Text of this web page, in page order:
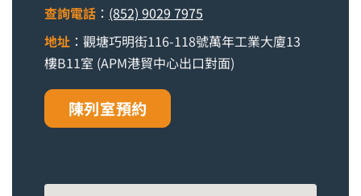
查詢電話 ： (852) 9029 7975
地址 ：觀塘巧明街116-118號萬年工業大廈13
樓B11室 (APM港貿中心出口對面)
陳列室預約